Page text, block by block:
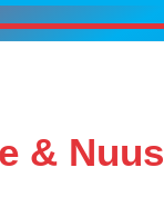
& Nuus